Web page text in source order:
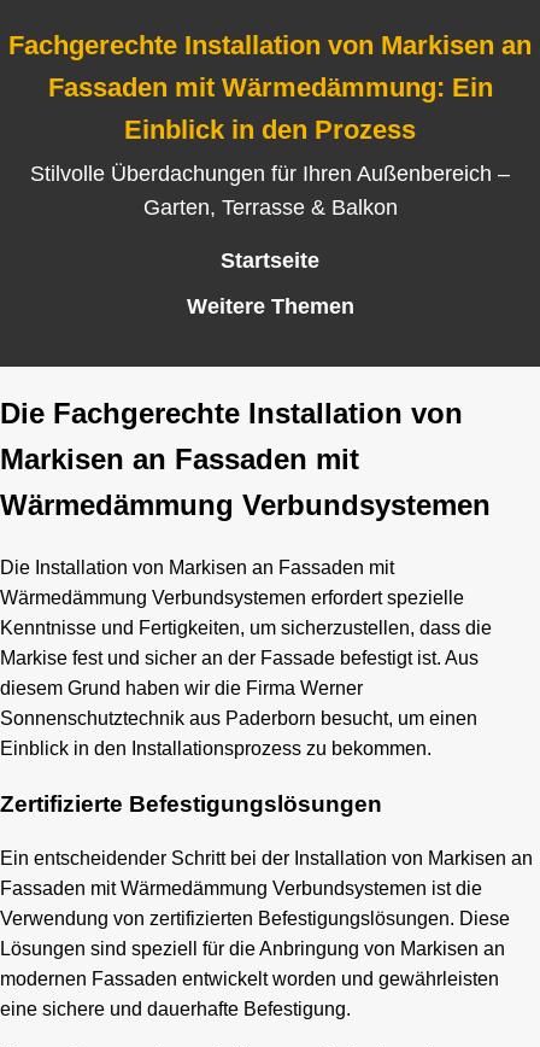
Fachgerechte Installation von Markisen an
Fassaden mit Wärmedämmung: Ein
Einblick in den Prozess
Stilvolle Überdachungen für Ihren Außenbereich –
Garten, Terrasse & Balkon
Startseite
Weitere Themen
Die Fachgerechte Installation von
Markisen an Fassaden mit
Wärmedämmung Verbundsystemen
Die Installation von Markisen an Fassaden mit
Wärmedämmung Verbundsystemen erfordert spezielle
Kenntnisse und Fertigkeiten, um sicherzustellen, dass die
Markise fest und sicher an der Fassade befestigt ist. Aus
diesem Grund haben wir die Firma Werner
Sonnenschutztechnik aus Paderborn besucht, um einen
Einblick in den Installationsprozess zu bekommen.
Zertifizierte Befestigungslösungen
Ein entscheidender Schritt bei der Installation von Markisen an
Fassaden mit Wärmedämmung Verbundsystemen ist die
Verwendung von zertifizierten Befestigungslösungen. Diese
Lösungen sind speziell für die Anbringung von Markisen an
modernen Fassaden entwickelt worden und gewährleisten
eine sichere und dauerhafte Befestigung.